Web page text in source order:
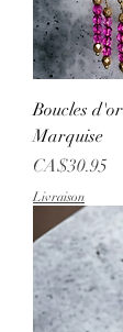
Boucles
Marquise
Price
CA$30.95
Livraison